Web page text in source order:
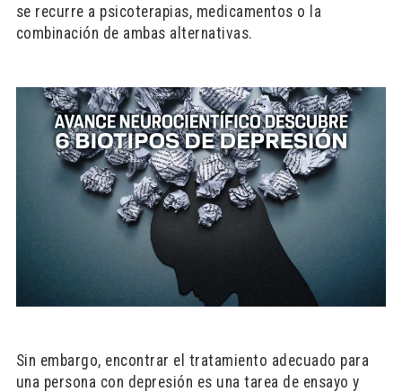
se recurre a psicoterapias, medicamentos o la
combinación de ambas alternativas.
Sin embargo, encontrar el tratamiento adecuado para
una persona con depresión es una tarea de ensayo y